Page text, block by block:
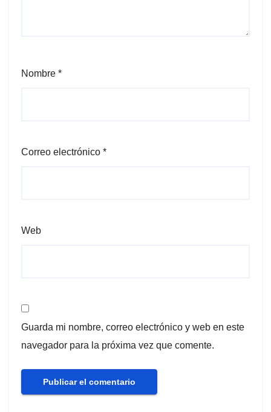
Nombre *
Correo electrónico *
Web
Guarda mi nombre, correo electrónico y web en este
navegador para la próxima vez que comente.